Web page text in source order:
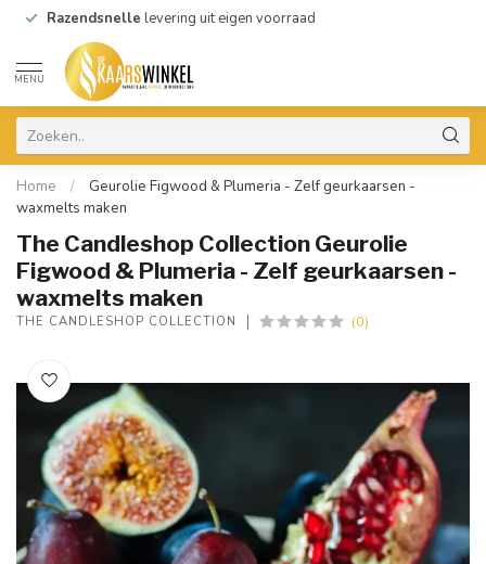
Razendsnelle levering uit eigen voorraad
MENU
Home /
Geurolie Figwood & Plumeria - Zelf geurkaarsen -
waxmelts maken
The Candleshop Collection Geurolie
Figwood & Plumeria - Zelf geurkaarsen -
waxmelts maken
THE CANDLESHOP COLLECTION (0)